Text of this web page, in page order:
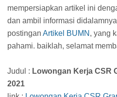
mempersiapkan artikel ini
dan ambil informasi
postingan Artikel BUMN , yang
pahami. baiklah, selamat
Judul : Lowongan Kerja CSR
2021